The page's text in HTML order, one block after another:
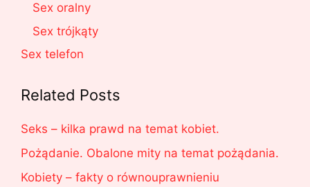
Sex oralny
Sex trójkąty
Sex telefon
Related Posts
Seks – kilka prawd na temat kobiet.
Pożądanie. Obalone mity na temat pożądania.
Kobiety – fakty o równouprawnieniu